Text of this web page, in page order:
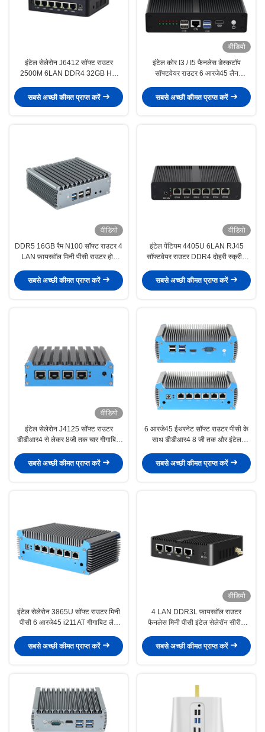
इंटेल सेलेरोन J6412 सॉफ्ट राउटर
2500M 6LAN DDR4 32GB HD
सबसे अच्छी कीमत प्राप्त करें
वीडियो
इंटेल कोर I3 / I5 फैनलेस डेस्कटॉप
सॉफ्टवेयर राउटर 6 आरजे45 लैन
सबसे अच्छी कीमत प्राप्त करें
वीडियो
DDR5 16GB रैम N100 सॉफ्ट राउटर 4
LAN फ़ायरवॉल मिनी पीसी राउटर होम
सबसे अच्छी कीमत प्राप्त करें
वीडियो
इंटेल पेंटियम 4405U 6LAN RJ45
सॉफ्टवेयर राउटर DDR4 दोहरी स्क्रीन
सबसे अच्छी कीमत प्राप्त करें
वीडियो
इंटेल सेलेरोन J4125 सॉफ्ट राउटर
डीडीआर4 से लेकर 8जी तक चार गीगाबिट
सबसे अच्छी कीमत प्राप्त करें
6 आरजे45 ईथरनेट सॉफ्ट राउटर पीसी के
साथ डीडीआर4 8 जी तक और इंटेल
सबसे अच्छी कीमत प्राप्त करें
इंटेल सेलेरोन 3865U सॉफ्ट राउटर मिनी
पीसी 6 आरजे45 i211AT गीगाबिट लैन
सबसे अच्छी कीमत प्राप्त करें
वीडियो
4 LAN DDR3L फ़ायरवॉल राउटर
फैनलेस मिनी पीसी इंटेल सेलेरॉन सीरीज
सबसे अच्छी कीमत प्राप्त करें